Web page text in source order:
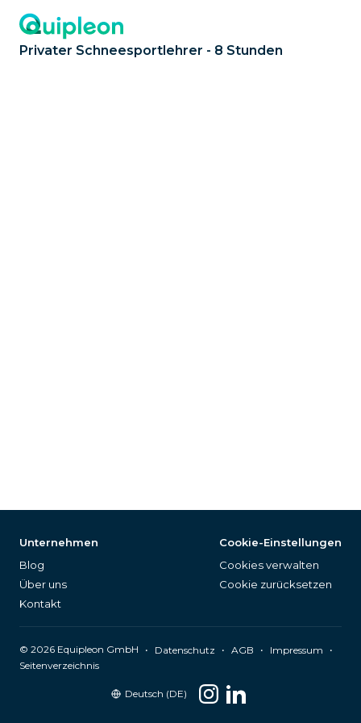
Privater Schneesportlehrer - 8 Stunden
Unternehmen
Blog
Über uns
Kontakt
Cookie-Einstellungen
Cookies verwalten
Cookie zurücksetzen
© 2026 Equipleon GmbH • Datenschutz • AGB • Impressum
•
Seitenverzeichnis
Deutsch (DE)